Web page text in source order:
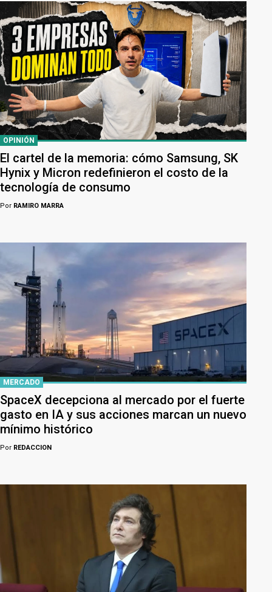
OPINIÓN
El cartel de la memoria: cómo Samsung, SK
Hynix y Micron redefinieron el costo de la
tecnología de consumo
Por RAMIRO MARRA
MERCADO
SpaceX decepciona al mercado por el fuerte
gasto en IA y sus acciones marcan un nuevo
mínimo histórico
Por REDACCION